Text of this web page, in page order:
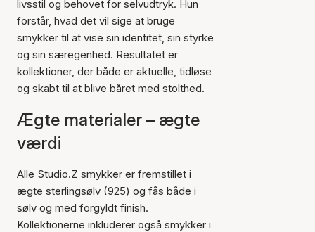
livsstil og behovet for selvudtryk. Hun
forstår, hvad det vil sige at bruge
smykker til at vise sin identitet, sin styrke
og sin særegenhed. Resultatet er
kollektioner, der både er aktuelle, tidløse
og skabt til at blive båret med stolthed.
Ægte materialer – ægte
værdi
Alle Studio.Z smykker er fremstillet i
ægte sterlingsølv (925) og fås både i
sølv og med forgyldt finish.
Kollektionerne inkluderer også smykker i